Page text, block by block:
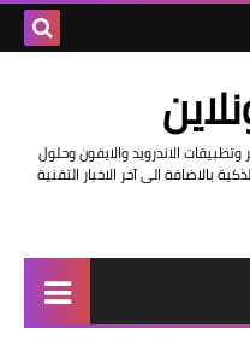
الاندرويد والايفون وحلول
بالاضافة الى آخر الاخبار التقنية